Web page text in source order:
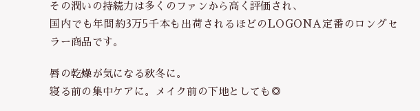
歯ブラシ・歯磨き粉
その潤いの持続力は多くのファンから高く評価され、
国内でも年間約3万5千本も出荷されるほどのLOGONA定番のロングセ
ラー商品です。
唇の乾燥が気になる秋冬に。
寝る前の集中ケアに。メイク前の下地としても◎
カートを確認する
セール